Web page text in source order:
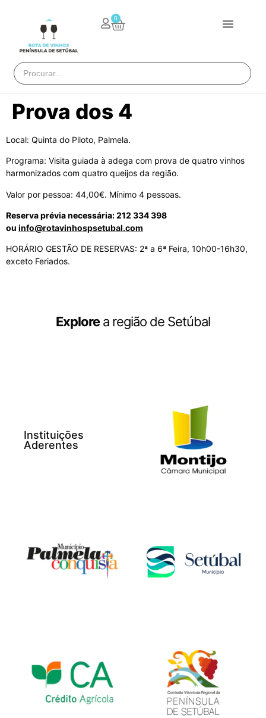
0
Prova dos 4
Local: Quinta do Piloto, Palmela.
Programa: Visita guiada à adega com prova de quatro vinhos
harmonizados com quatro queijos da região.
Valor por pessoa: 44,00€. Mínimo 4 pessoas.
Reserva prévia necessária: 212 334 398
ou info@rotavinhospsetubal.com
HORÁRIO GESTÃO DE RESERVAS: 2ª a 6ª Feira, 10h00-16h30,
exceto Feriados.
Explorea região de Setúbal
Instituições
Aderentes